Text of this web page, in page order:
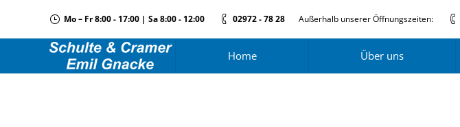
Mo – Fr 8:00 - 17:00 | Sa 8:00 - 12:00 02972 - 78 28 Außerhalb unserer Öffnungszeiten:
Home Über uns